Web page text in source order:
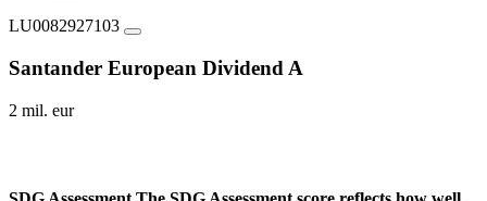
LU0082927103
Santander European Dividend A
2 mil. eur